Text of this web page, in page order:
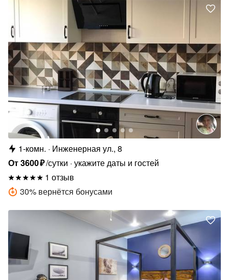
1-комн.
Инженерная ул., 8
От3600₽/сутки укажите даты и гостей
1 отзыв
30% вернётся бонусами